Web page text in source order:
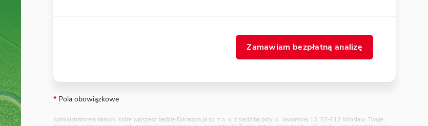
Zamawiam bezpłatną analizę
* Pola obowiązkowe
Administratorem danych, które wpiszesz będzie Extradom.pl sp. z o. o. z siedzibą przy ul. Jaworskiej 13, 53-612 Wrocław. Twoje